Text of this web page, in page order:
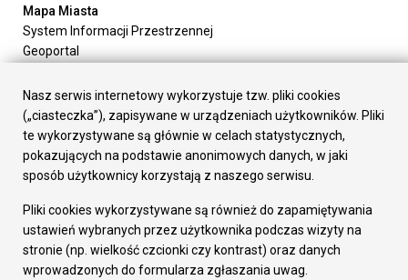
Mapa Miasta
System Informacji Przestrzennej
Geoportal
Załatw sprawę
Prezydent Miasta
Rada Miasta
Wydziały
Elektroniczna Skrzynka Podawcza
Gospodarka
Fundusze europejskie
Środki krajowe
Oferty inwestycyjne
Nasz serwis internetowy wykorzystuje tzw. pliki cookies
(„ciasteczka”), zapisywane w urządzeniach użytkowników. Pliki
te wykorzystywane są głównie w celach statystycznych,
pokazujących na podstawie anonimowych danych, w jaki
sposób użytkownicy korzystają z naszego serwisu.
Pliki cookies wykorzystywane są również do zapamiętywania
ustawień wybranych przez użytkownika podczas wizyty na
stronie (np. wielkość czcionki czy kontrast) oraz danych
wprowadzonych do formularza zgłaszania uwag.